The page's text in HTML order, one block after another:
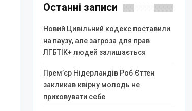
Останні записи
Новий Цивільний кодекс поставили
на паузу, але загроза для прав
ЛГБТІК+ людей залишається
Прем’єр Нідерландів Роб Єттен
закликав квірну молодь не
приховувати себе